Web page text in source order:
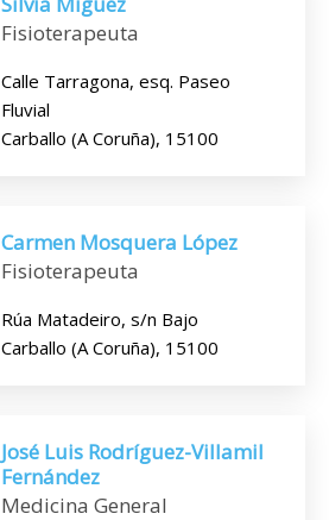
Fisioterapeuta
Calle Tarragona, esq. Paseo
Fluvial
Carballo (A Coruña), 15100
Carmen Mosquera López
Fisioterapeuta
Rúa Matadeiro, s/n Bajo
Carballo (A Coruña), 15100
José Luis Rodríguez-Villamil
Fernández
Medicina General